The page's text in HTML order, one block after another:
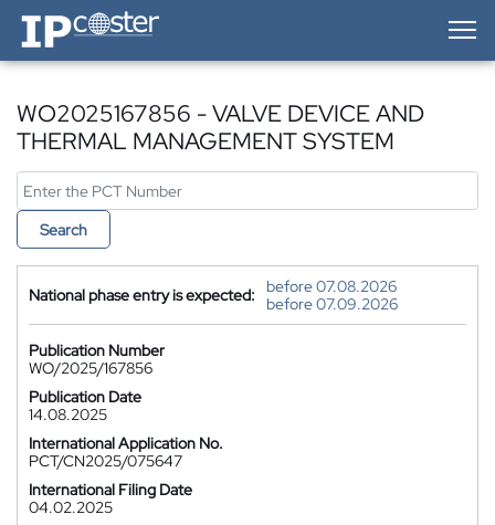
IP-Coster — Home
WO2025167856 - VALVE DEVICE AND
THERMAL MANAGEMENT SYSTEM
Search
National phase entry is expected:
before 07.08.2026
before 07.09.2026
Publication Number
WO/2025/167856
Publication Date
14.08.2025
International Application No.
PCT/CN2025/075647
International Filing Date
04.02.2025